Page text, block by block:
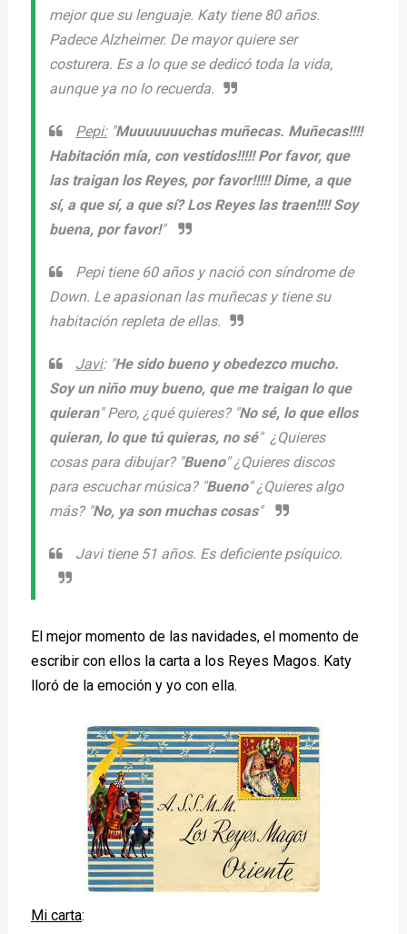
mejor que su lenguaje. Katy tiene 80 años.
Padece Alzheimer. De mayor quiere ser
costurera. Es a lo que se dedicó toda la vida,
aunque ya no lo recuerda.
Pepi:"Muuuuuuuchas muñecas. Muñecas!!!!
Habitación mía, con vestidos!!!!! Por favor, que
las traigan los Reyes, por favor!!!!! Dime, a que
sí, a que sí, a que sí? Los Reyes las traen!!!! Soy
buena, por favor!"
Pepi tiene 60 años y nació con síndrome de
Down. Le apasionan las muñecas y tiene su
habitación repleta de ellas.
Javi: "He sido bueno y obedezco mucho.
Soy un niño muy bueno, que me traigan lo que
quieran" Pero, ¿qué quieres? "No sé, lo que ellos
quieran, lo que tú quieras, no sé" ¿Quieres
cosas para dibujar? "Bueno" ¿Quieres discos
para escuchar música? "Bueno" ¿Quieres algo
más? "No, ya son muchas cosas"
Javi tiene 51 años. Es deficiente psíquico.
El mejor momento de las navidades, el momento de
escribir con ellos la carta a los Reyes Magos. Katy
lloró de la emoción y yo con ella.
Mi carta: